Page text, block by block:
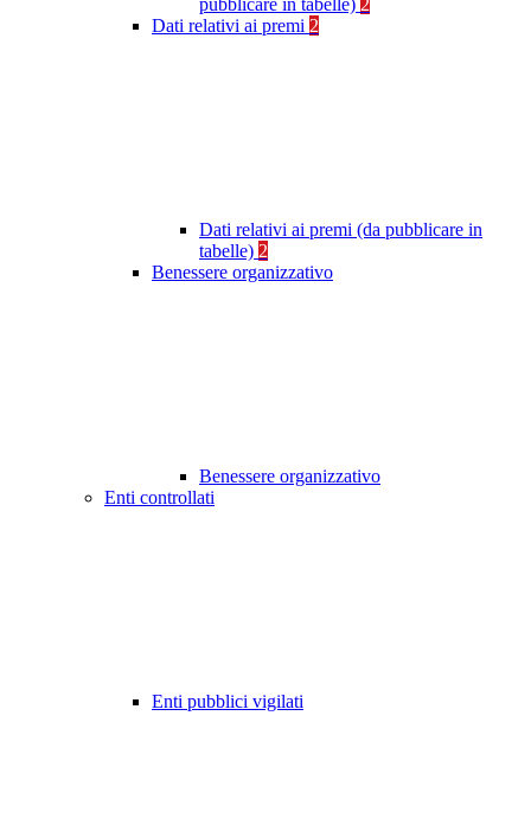
pubblicare in tabelle) 2
Dati relativi ai premi 2
Dati relativi ai premi (da pubblicare in
tabelle) 2
Benessere organizzativo
Benessere organizzativo
Enti controllati
Enti pubblici vigilati